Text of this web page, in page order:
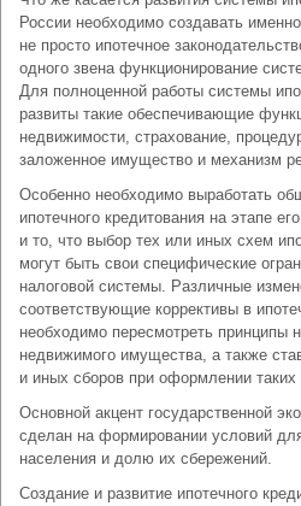
России необходимо создавать
не просто ипотечное
одного звена функционирование
Для полноценной работы системы
развиты такие обеспечивающие
недвижимости, страхование,
заложенное имущество и механизм
Особенно необходимо выработать
ипотечного кредитования на этапе
и то, что выбор тех или иных схем
могут быть свои специфические
налоговой системы. Различные
соответствующие коррективы в
необходимо пересмотреть принципы
недвижимого имущества, а также
и иных сборов при оформлении таких
Основной акцент государственной
сделан на формировании условий
населения и долю их сбережений.
Создание и развитие ипотечного